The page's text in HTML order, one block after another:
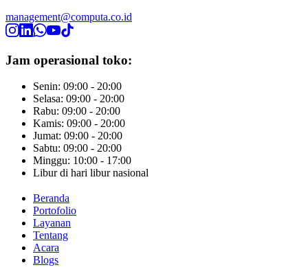
management@computa.co.id
Jam operasional toko:
Senin: 09:00 - 20:00
Selasa: 09:00 - 20:00
Rabu: 09:00 - 20:00
Kamis: 09:00 - 20:00
Jumat: 09:00 - 20:00
Sabtu: 09:00 - 20:00
Minggu: 10:00 - 17:00
Libur di hari libur nasional
Beranda
Portofolio
Layanan
Tentang
Acara
Blogs